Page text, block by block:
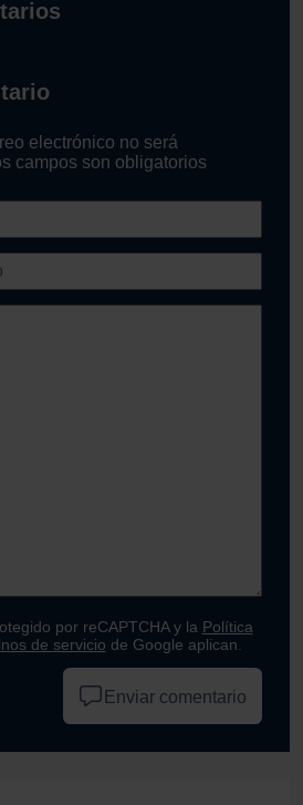
electrónico no será
campos son obligatorios
por reCAPTCHA y la Política
de servicio de Google aplican.
Enviar comentario